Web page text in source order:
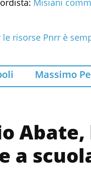
le risorse Pnrr è
Massimo
a